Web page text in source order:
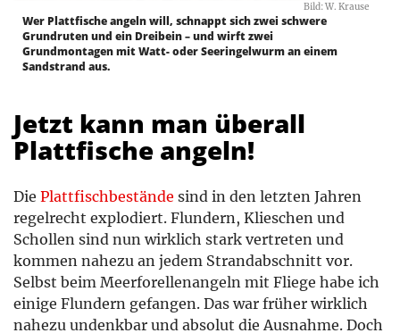
Bild: W. Krause
Wer Plattfische angeln will, schnappt sich zwei schwere
Grundruten und ein Dreibein – und wirft zwei
Grundmontagen mit Watt- oder Seeringelwurm an einem
Sandstrand aus.
Jetzt kann man überall
Plattfische angeln!
Die Plattfischbestände sind in den letzten Jahren
regelrecht explodiert. Flundern, Klieschen und
Schollen sind nun wirklich stark vertreten und
kommen nahezu an jedem Strandabschnitt vor.
Selbst beim Meerforellenangeln mit Fliege habe ich
einige Flundern gefangen. Das war früher wirklich
nahezu undenkbar und absolut die Ausnahme. Doch